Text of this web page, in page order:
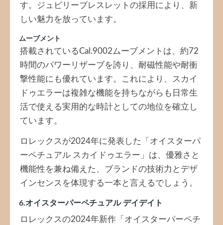
す。ジュビリーブレスレットの採用により、新
しい魅力を放っています。
ムーブメント
搭載されているCal.9002ムーブメントは、約72
時間のパワーリザーブを誇り、耐磁性能や耐衝
撃性能にも優れています。これにより、スカイ
ドゥエラーは複雑な機能を持ちながらも日常生
活で使える実用的な時計としての地位を確立し
ています。
ロレックスが2024年に発表した「オイスターパ
ーペチュアル スカイドゥエラー」は、優雅さと
機能性を兼ね備えた、ブランドの技術力とデザ
インセンスを体現する一本と言えるでしょう。
6.オイスターパーペチュアル デイデイト
ロレックスの2024年新作「オイスターパーペチ